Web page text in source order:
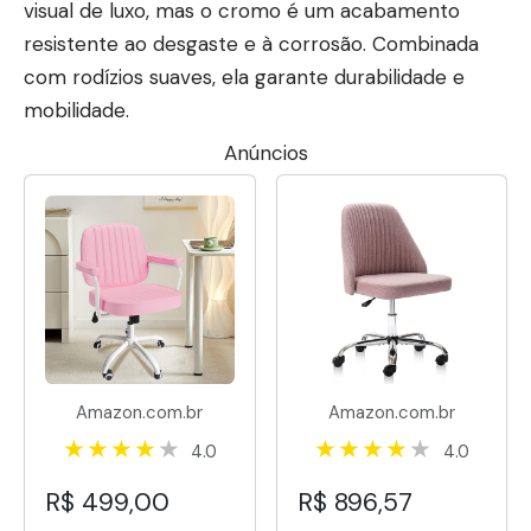
visual de luxo, mas o cromo é um acabamento
resistente ao desgaste e à corrosão. Combinada
com rodízios suaves, ela garante durabilidade e
mobilidade.
Anúncios
Amazon.com.br
4.0
R$ 499,00
Amazon.com.br
4.0
R$ 896,57